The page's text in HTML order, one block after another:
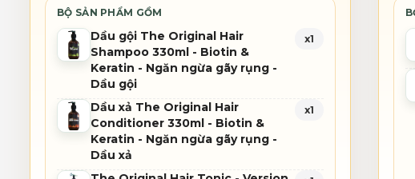
sản
phẩm
BỘ SẢN PHẨM GỒM
Dầu gội The Original Hair
Shampoo 330ml - Biotin &
Keratin - Ngăn ngừa gãy rụng -
Dầu gội
x1
Dầu xả The Original Hair
Conditioner 330ml - Biotin &
Keratin - Ngăn ngừa gãy rụng -
Dầu xả
x1